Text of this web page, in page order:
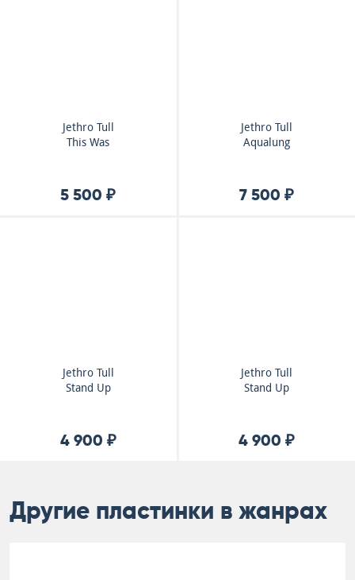
Jethro Tull
This Was
5 500 ₽
Jethro Tull
Aqualung
7 500 ₽
Jethro Tull
Stand Up
4 900 ₽
Jethro Tull
Stand Up
4 900 ₽
Другие пластинки в жанрах